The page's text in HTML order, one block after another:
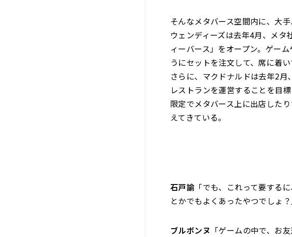
そんなメタバース空間内に、大
ウェンディーズは去年4月、メ
ィーバース」をオープン。ゲー
うにセットを注文して、席に着
さらに、マクドナルドは去年2
レストランを運営することを目
限定でメタバース上に出店した
えてきている。
石戸諭 「でも、これって要する
とかでもよくあったやつでしょ？
ブルボンヌ 「ゲームの中で、お